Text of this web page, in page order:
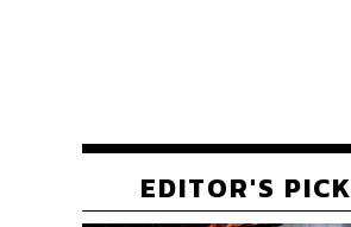
EDITOR'S PICK